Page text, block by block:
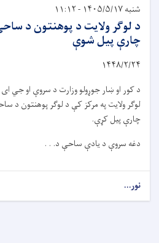
شنبه ۱۴۰۵/۵/۱۷ - ۱۱:۱۲
د لوګر ولایت د پوهنتون د
چارې پیل شوې
۱۴۴۸/۲/۲۴
د کور او ښار جوړولو وزارت د سروې او جي
لوګر ولایت په مرکز کې د لوګر پوهنتون د
چارې پیل کړې.
دغه سروې د یادې ساحې د. . .
نور...